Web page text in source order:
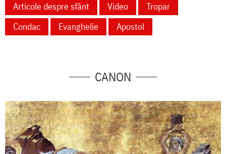
Articole despre sfânt
Video
Tropar
Condac
Evanghelie Apostol
CANON